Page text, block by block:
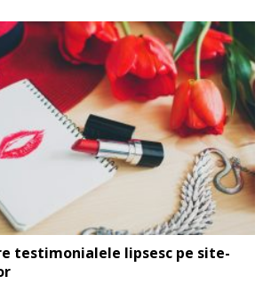
testimonialele lipsesc pe site-